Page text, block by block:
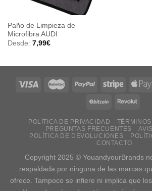
Paño de Limpieza de
Microfibra AUDI
Desde: 7,99€
POLÍTICA DE PRIVACIDAD
PREGUNTAS FRECUENTES
POLÍTICA DE DEVOLUCIONES
CONTACTO
Copyright 2025 © YouandyourBrands
respaldada por ninguna de las marcas
ofrece. Tampoco se infiere ni implica que